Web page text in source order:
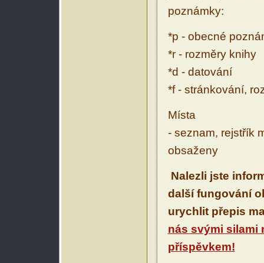
poznámky:
*p - obecné
*r - rozměry knihy
*d - datování
*f - stránkování,
Místa
- seznam, rejstřík
obsaženy
Nalezli jste
další fungování
urychlit přepis
nás svými silami
příspěvkem!